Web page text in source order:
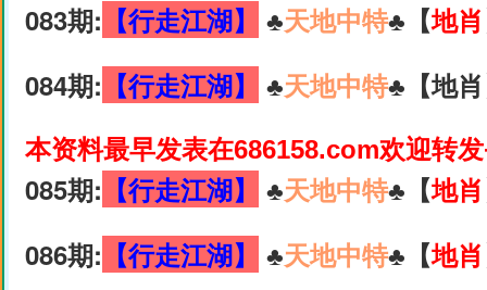
083期: 【行走江湖】 ♣️天地中特♣️【地肖
084期: 【行走江湖】 ♣️天地中特♣️【地
本资料最早发表在686158.com欢迎转
085期: 【行走江湖】 ♣️天地中特♣️【地肖
086期: 【行走江湖】 ♣️天地中特♣️【地肖